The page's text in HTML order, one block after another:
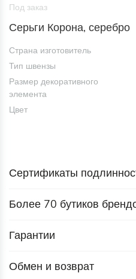
Под заказ
Серьги Корона, серебро
Страна изготовитель
Тип швензы
Размер декоративного
элемента
Цвет
Сертификаты
Более 70 бутиков
Гарантии
Обмен и возврат